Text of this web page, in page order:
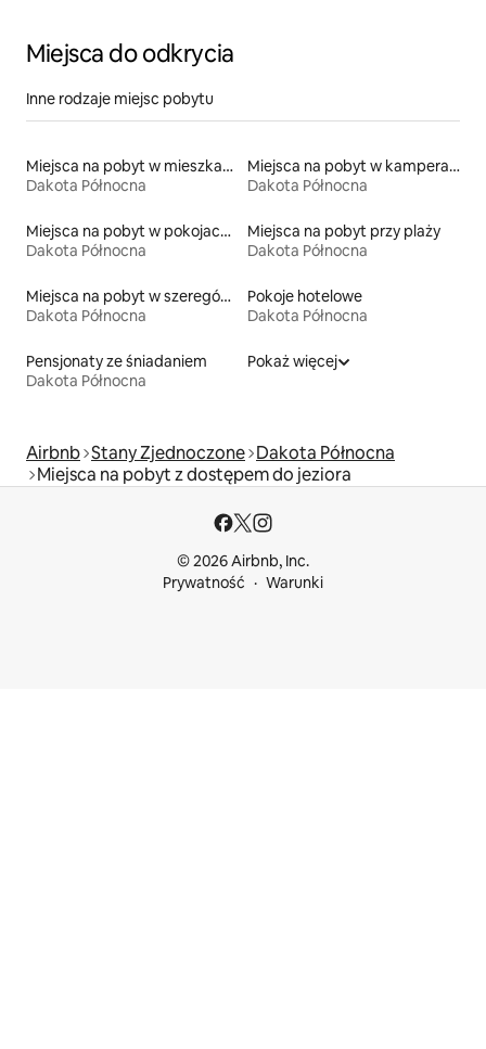
Miejsca do odkrycia
Inne rodzaje miejsc pobytu
Miejsca na pobyt w mieszkaniach
Dakota Północna
Miejsca na pobyt w kamperach
Dakota Północna
Miejsca na pobyt w pokojach prywatnych z łazienką
Dakota Północna
Miejsca na pobyt przy plaży
Dakota Północna
Miejsca na pobyt w szeregówkach
Dakota Północna
Pokoje hotelowe
Dakota Północna
Pensjonaty ze śniadaniem
Dakota Północna
Pokaż więcej
Airbnb Stany Zjednoczone Dakota Północna
Miejsca na pobyt z dostępem do jeziora
© 2026 Airbnb, Inc.
Prywatność
Warunki